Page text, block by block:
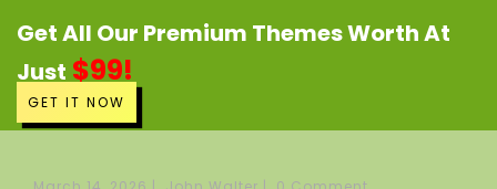
Get All Our Premium Themes Worth At
Just $99!
GET IT NOW